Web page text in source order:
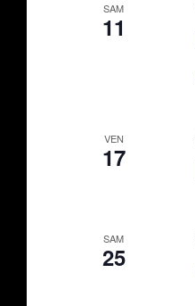
SAM
11
VEN
17
SAM
25